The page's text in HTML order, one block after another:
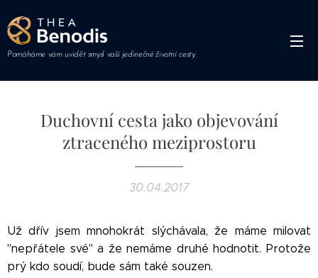
Pomáháme vám uvidět smysl vaší jedinečné životní cesty
Duchovní cesta jako objevování
ztraceného meziprostoru
30.04.2017
Už dřív jsem mnohokrát slýchávala, že máme milovat
"nepřátele své" a že nemáme druhé hodnotit. Protože
prý kdo soudí, bude sám také souzen.